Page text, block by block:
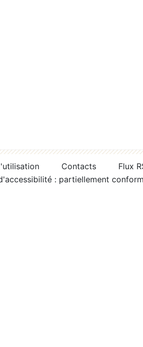
Contacts
Flux
: partiellement